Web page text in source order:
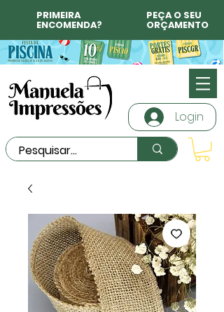
PRIMEIRA
ENCOMENDA?
PEÇA O SEU
ORÇAMENTO
Login